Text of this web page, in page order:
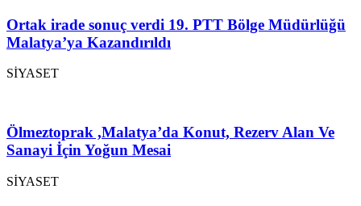
Ortak irade sonuç verdi 19. PTT Bölge Müdürlüğü
Malatya’ya Kazandırıldı
SİYASET
Ölmeztoprak ,Malatya’da Konut, Rezerv Alan Ve
Sanayi İçin Yoğun Mesai
SİYASET